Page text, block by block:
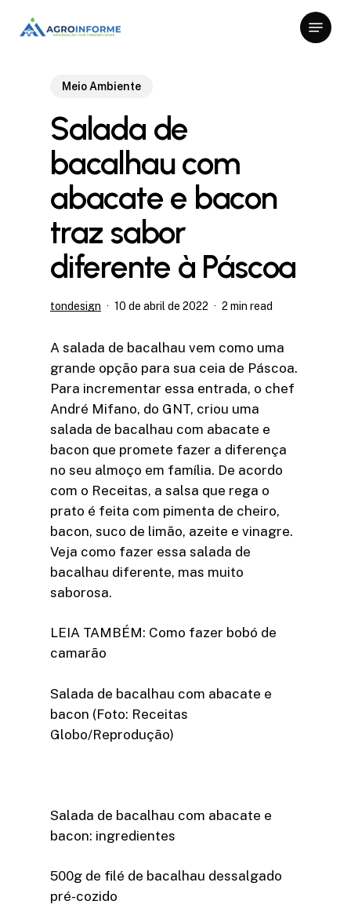
Menu
Meio Ambiente
Salada de
bacalhau com
abacate e bacon
traz sabor
diferente à Páscoa
tondesign 10 de abril de 2022 2 min read
A salada de bacalhau vem como uma
grande opção para sua ceia de Páscoa.
Para incrementar essa entrada, o chef
André Mifano, do GNT, criou uma
salada de bacalhau com abacate e
bacon que promete fazer a diferença
no seu almoço em família. De acordo
com o Receitas, a salsa que rega o
prato é feita com pimenta de cheiro,
bacon, suco de limão, azeite e vinagre.
Veja como fazer essa salada de
bacalhau diferente, mas muito
saborosa.
LEIA TAMBÉM: Como fazer bobó de
camarão
Salada de bacalhau com abacate e
bacon (Foto: Receitas
Globo/Reprodução)
Salada de bacalhau com abacate e
bacon: ingredientes
500g de filé de bacalhau dessalgado
pré-cozido